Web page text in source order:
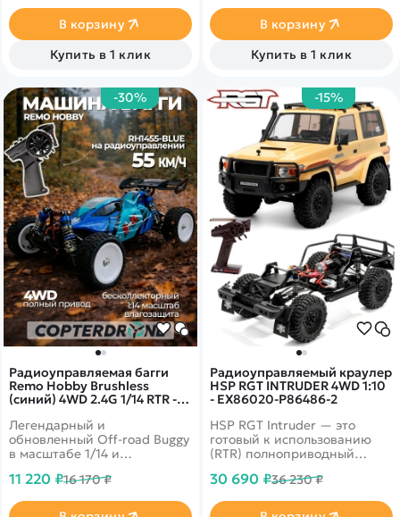
максимальной скорости 25
км/ч, благодаря мощному
коллекторному
электродвигателю!
В корзину
Купить в 1 клик
В корзину
Купить в 1 клик
-30%
Радиоуправляемая багги
Remo Hobby Brushless
(синий) 4WD 2.4G 1/14 RTR -
Легендарный и
обновленный Off-road Buggy
в масштабе 1/14 и
металлическими
металлическое шасси.
11 220 ₽16 170 ₽
-15%
Радиоуправляемый краулер
HSP RGT INTRUDER 4WD 1:10
- EX86020-P86486-2
HSP RGT Intruder — это
готовый к использованию
(RTR) полноприводный
разработанный для
бездорожья. Модель
30 690 ₽36 230 ₽